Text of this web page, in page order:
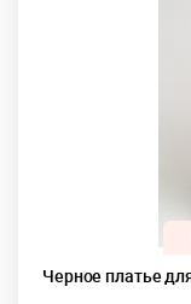
Черное платье